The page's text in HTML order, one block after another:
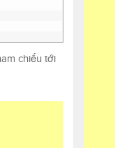
chiếu tới